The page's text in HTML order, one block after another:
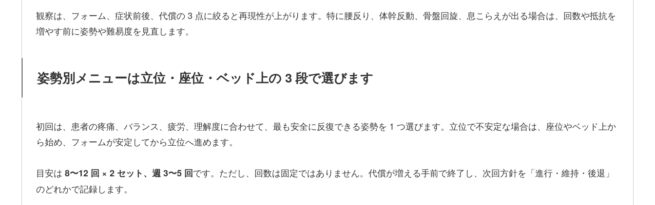
観察は、フォーム、症状前後、代償の 3 点に絞ると再現性が上がります。特に腰反り、体幹反動、骨盤回旋、息こらえが出る場合は、回数や抵抗を
増やす前に姿勢や難易度を見直します。
姿勢別メニューは立位・座位・ベッド上の 3 段で選びます
初回は、患者の疼痛、バランス、疲労、理解度に合わせて、最も安全に反復できる姿勢を 1 つ選びます。立位で不安定な場合は、座位やベッド上か
ら始め、フォームが安定してから立位へ進めます。
目安は 8〜12 回 × 2 セット、週 3〜5 回です。ただし、回数は固定ではありません。代償が増える手前で終了し、次回方針を「進行・維持・後退」
のどれかで記録します。